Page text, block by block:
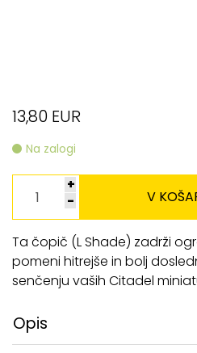
13,80 EUR
Na zalogi
+
-
V
Ta čopič (L Shade) zadrži
pomeni hitrejše in bolj
senčenju vaših Citadel
Opis